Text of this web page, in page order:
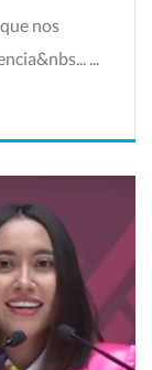
...